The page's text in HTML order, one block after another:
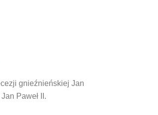
gnieźnieńskiej Jan
Paweł II.